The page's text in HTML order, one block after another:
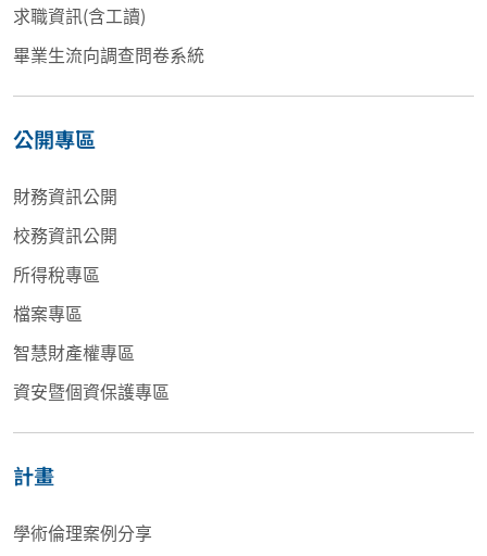
求職資訊(含工讀)
畢業生流向調查問卷系統
公開專區
財務資訊公開
校務資訊公開
所得稅專區
檔案專區
智慧財產權專區
資安暨個資保護專區
計畫
學術倫理案例分享